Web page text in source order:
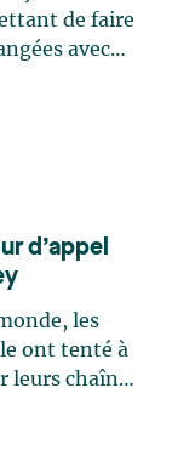
de faire
avec
demande,
des (…)
d’appel
les
ont tenté à
leurs chaînes
de